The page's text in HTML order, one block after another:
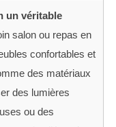
un véritable
salon ou repas en
confortables et
des matériaux
des lumières
ou des